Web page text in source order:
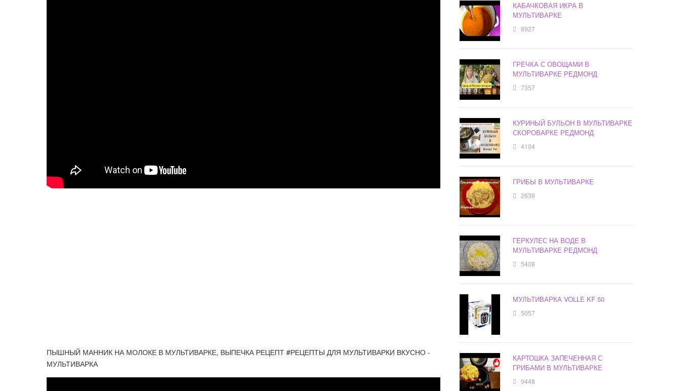
ПЫШНЫЙ МАННИК НА МОЛОКЕ В МУЛЬТИВАРКЕ, ВЫПЕЧКА РЕЦЕПТ #РЕЦЕПТЫ ДЛЯ МУЛЬТИВАРКИ ВКУСНО -
МУЛЬТИВАРКА
КАБАЧКОВАЯ ИКРА В
МУЛЬТИВАРКЕ
8927
ГРЕЧКА С ОВОЩАМИ В
МУЛЬТИВАРКЕ РЕДМОНД
7357
КУРИНЫЙ БУЛЬОН В МУЛЬТИВАРКЕ
СКОРОВАРКЕ РЕДМОНД
4104
ГРИБЫ В МУЛЬТИВАРКЕ
2639
ГЕРКУЛЕС НА ВОДЕ В
МУЛЬТИВАРКЕ РЕДМОНД
5408
МУЛЬТИВАРКА VOLLE KF 50
5057
КАРТОШКА ЗАПЕЧЕННАЯ С
ГРИБАМИ В МУЛЬТИВАРКЕ
9448